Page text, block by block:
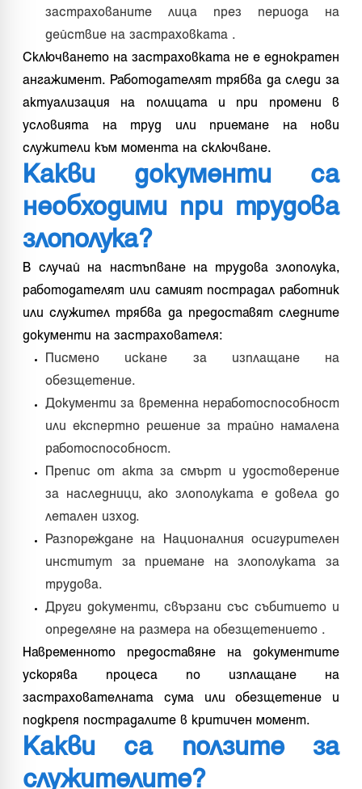
застрахованите лица през периода на
действие на застраховката .
Сключването на застраховката не е еднократен
ангажимент. Работодателят трябва да следи за
актуализация на полицата и при промени в
условията на труд или приемане на нови
служители към момента на сключване.
Какви документи са
необходими при трудова
злополука?
В случай на настъпване на трудова злополука,
работодателят или самият пострадал работник
или служител трябва да предоставят следните
документи на застрахователя:
Писмено искане за изплащане на
обезщетение.
Документи за временна неработоспособност
или експертно решение за трайно намалена
работоспособност.
Препис от акта за смърт и удостоверение
за наследници, ако злополуката е довела до
летален изход.
Разпореждане на Националния осигурителен
институт за приемане на злополуката за
трудова.
Други документи, свързани със събитието и
определяне на размера на обезщетението .
Навременното предоставяне на документите
ускорява процеса по изплащане на
застрахователната сума или обезщетение и
подкрепя пострадалите в критичен момент.
Какви са ползите за
служителите?